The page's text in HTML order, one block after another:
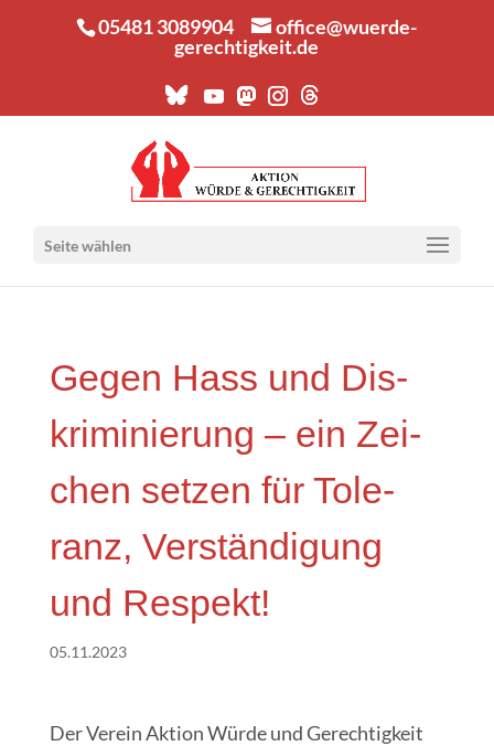
05481 3089904
office@wuerde-
gerechtigkeit.de
Seite wählen
Gegen Hass und Dis­
kri­mi­nie­rung – ein Zei­
chen set­zen für Tole­
ranz, Ver­stän­di­gung
und Respekt!
05.11.2023
Der Ver­ein Akti­on Wür­de und Gerech­tig­keit